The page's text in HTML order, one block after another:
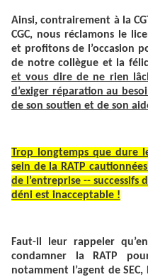
Ainsi, contrairement à la
CGC, nous réclamons le
et profitons de l’occasion
de notre collègue et la
et vous dire de ne rien
d’exiger réparation au
de son soutien et de son
Trop longtemps que dure
sein de la RATP
de l’entreprise -- successifs
déni est inacceptable !
Faut-il leur rappeler
condamner la RATP
notamment l’agent de